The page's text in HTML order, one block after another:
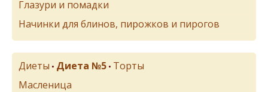
Глазури и помадки
Начинки для блинов, пирожков и пирогов
Диеты • Диета №5 • Торты
Масленица